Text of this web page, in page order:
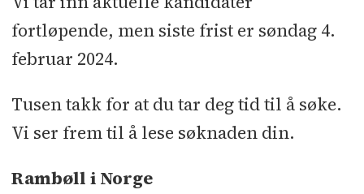
fortløpende, men siste frist er søndag 4.
februar 2024.
Tusen takk for at du tar deg tid til å søke.
Vi ser frem til å lese søknaden din.
Rambøll i Norge